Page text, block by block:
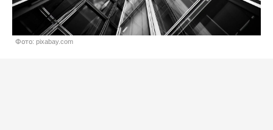
Фото: pixabay.com